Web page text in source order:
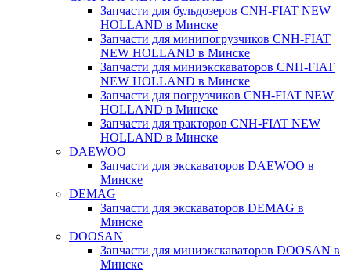
Запчасти для бульдозеров CNH-FIAT NEW
HOLLAND в Минске
Запчасти для минипогрузчиков CNH-FIAT
NEW HOLLAND в Минске
Запчасти для миниэкскаваторов CNH-FIAT
NEW HOLLAND в Минске
Запчасти для погрузчиков CNH-FIAT NEW
HOLLAND в Минске
Запчасти для тракторов CNH-FIAT NEW
HOLLAND в Минске
DAEWOO
Запчасти для экскаваторов DAEWOO в
Минске
DEMAG
Запчасти для экскаваторов DEMAG в
Минске
DOOSAN
Запчасти для миниэкскаваторов DOOSAN в
Минске